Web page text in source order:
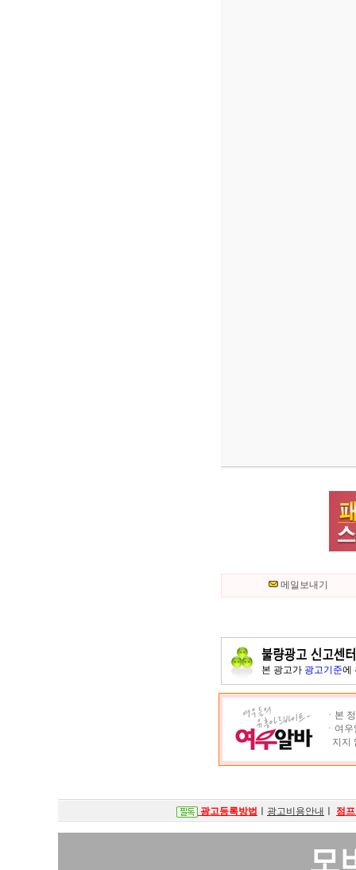
메일보내기
본 광고가 광고기준에
ㆍ본
ㆍ여
지지
광고등록방법 광고비용안내 점
모